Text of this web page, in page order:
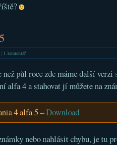
1 komentář
než půl roce zde máme další verzi
alfa 4 a stahovat jí můžete na
4 alfa 5 –Download
nebo nahlásit chybu, je tu